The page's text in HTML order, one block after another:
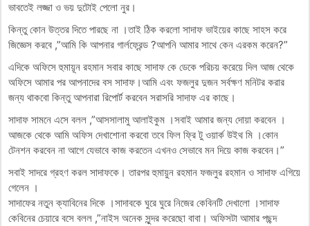
ভাবতেই লজ্জা ও ভয় দুটোই পেলো নুর।
কিন্তু কোন উত্তর দিতে পারছে না ।তাই ঠিক করলো সাদাফ ভাইয়ের কাছে সাহস করে
জিজ্ঞেস করবে ,”আমি কি আপনার গার্লফ্রেন্ড ?আপনি আমার সাথে কেন এরকম করেন?”
এদিকে অফিসে হুমায়ূন রহমান সবার কাছে সাদাফ কে ডেকে পরিচয় করেয়ে দিল আজ থেকে
অফিসে আমার পর আপনাদের বস সাদাফ।আমি এবং ফজলুর দুজন সর্বক্ষণ মনিটর করার
জন্য থাকবো কিন্তু আপনারা রিপোর্ট করবেন সরাসরি সাদাফ এর কাছে।
সাদাফ সামনে এসে বলল ,”আসসালামু আলাইকুম ।সবাই আমার জন্য দোয়া করবেন ।
আজকে থেকে আমি অফিস দেখাশোনা করবো তবে ফিল ফ্রি টু ওয়ার্ক উইথ মি ।কোন
টেনশন করবেন না আগে যেভাবে কাজ করতেন এখনও সেভাবে মন দিয়ে কাজ করবেন।”
সবাই সাদরে গ্রহণ করল সাদাফকে। তারপর হুমায়ুন রহমান ফজলুর রহমান ও সাদাফ এগিয়ে
গেলেন ।
সাদাফের নতুন ক্যাবিনের দিকে ।সাদাবকে ঘুরে ঘুরে নিজের কেবিনটি দেখালো ।সাদাফ
কেবিনের চেয়ারে বসে বলল ,”নাইস অনেক সুন্দর করেছো বাবা। অফিসটা আমার পছন্দ